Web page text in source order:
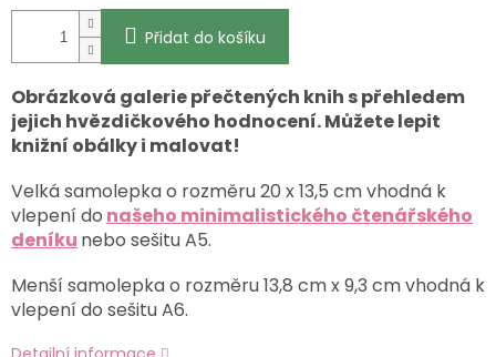
Přidat do košíku
Obrázková galerie přečtených knih s přehledem
jejich hvězdičkového hodnocení. Můžete lepit
knižní obálky i malovat!
Velká samolepka o rozměru 20 x 13,5 cm vhodná k
vlepení do našeho minimalistického čtenářského
deníku nebo sešitu A5.
Menší samolepka o rozměru 13,8 cm x 9,3 cm vhodná k
vlepení do sešitu A6.